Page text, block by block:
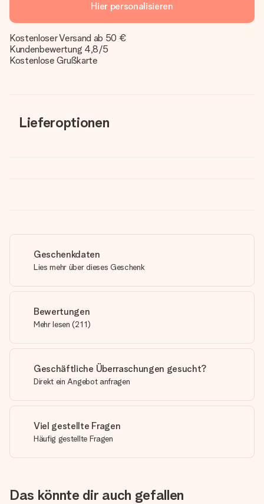
Hier personalisieren
Kostenloser Versand ab 50 €
Kundenbewertung 4,8/5
Kostenlose Grußkarte
Lieferoptionen
Geschenkdaten
Lies mehr über dieses Geschenk
Bewertungen
Mehr lesen (211)
Geschäftliche Überraschungen gesucht?
Direkt ein Angebot anfragen
Viel gestellte Fragen
Häufig gestellte Fragen
Das könnte dir auch gefallen